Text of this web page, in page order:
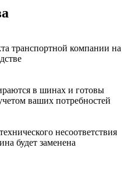
транспортной компании на
в шинах и готовы
ваших потребностей
несоответствия
будет заменена